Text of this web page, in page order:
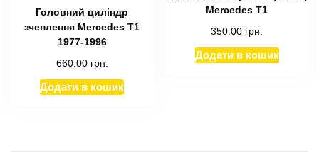
Головний циліндр
зчеплення Mercedes T1
1977-1996
660.00 грн.
Додати в кошик
Mercedes T1
350.00 грн.
Додати в кошик